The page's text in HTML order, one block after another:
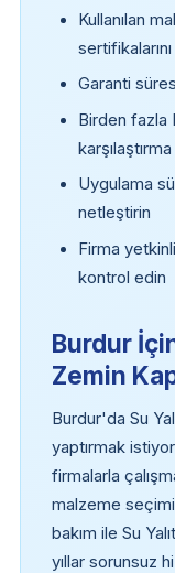
Kullanılan
Garanti
Birden fazla
karşılaştırma
Uygulama
netleştirin
Firma
kontrol edin
Burdur
Zemin
Burdur'da Su
yaptırmak
firmalarla
malzeme
bakım ile Su
yıllar sorunsuz